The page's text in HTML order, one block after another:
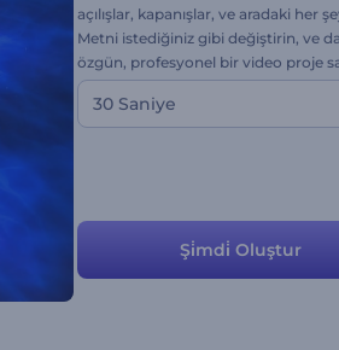
açılışlar, kapanışlar, ve aradaki her
Metni istediğiniz gibi değiştirin, ve
özgün, profesyonel bir video proje
30 Saniye
Şi̇mdi̇ Oluştur